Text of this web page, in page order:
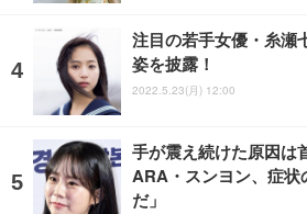
注目の若手女優・糸瀬
姿を披露！
2022.5.23(月) 12:00
手が震え続けた原因
ARA・スンヨン、症状
だ」